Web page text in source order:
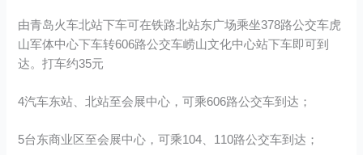
由青岛火车北站下车可在铁路北站东广场乘坐378路公交车虎
山军体中心下车转606路公交车崂山文化中心站下车即可到
达。打车约35元
4汽车东站、北站至会展中心，可乘606路公交车到达；
5台东商业区至会展中心，可乘104、110路公交车到达；